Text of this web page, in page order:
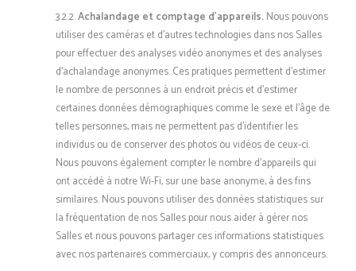
3.2.2.Achalandage et comptage d’appareils.Nous pouvons
utiliser des caméras et d’autres technologies dans nos Salles
pour effectuer des analyses vidéo anonymes et des analyses
d’achalandage anonymes. Ces pratiques permettent d’estimer
le nombre de personnes à un endroit précis et d’estimer
certaines données démographiques comme le sexe et l’âge de
telles personnes, mais ne permettent pas d’identifier les
individus ou de conserver des photos ou vidéos de ceux-ci.
Nous pouvons également compter le nombre d’appareils qui
ont accédé à notre Wi-Fi, sur une base anonyme, à des fins
similaires. Nous pouvons utiliser des données statistiques sur
la fréquentation de nos Salles pour nous aider à gérer nos
Salles et nous pouvons partager ces informations statistiques
avec nos partenaires commerciaux, y compris des annonceurs.